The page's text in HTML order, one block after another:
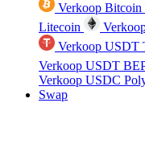
Verkoop Bitcoin
Litecoin
Verkoop USDT
Verkoop USDT
Verkoop USDC
Swap